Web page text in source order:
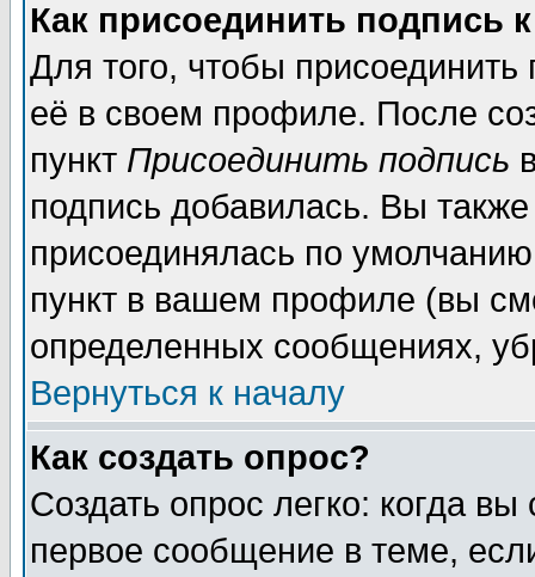
Как присоединить подпись
Для того, чтобы
её в своем профиле. После
пункт Присоединить подпись
подпись добавилась. Вы
присоединялась по
пункт в вашем профиле (вы
определенных сообщениях,
Вернуться к началу
Как создать опрос?
Создать опрос легко: когда
первое сообщение в теме,